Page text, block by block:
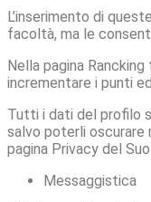
L’inserimento di
facoltà, ma le
Nella pagina
incrementare i punti
Tutti i dati del profilo
salvo poterli oscurare
pagina Privacy del
Messaggistica